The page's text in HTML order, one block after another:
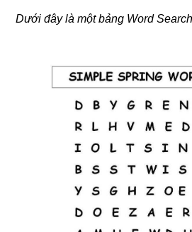
Dưới đây là một bảng Word